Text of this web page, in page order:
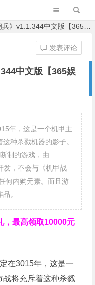
中文版【365娱乐资讯网】
中文版【365娱
发表评论
年，这是一个机甲主
种杀戮机器的影子。
制的游戏，由
发，不会与《机甲战
何内购元素。而且游
。
，最高领取10000元
在3015年，这是一
战将充斥着这种杀戮